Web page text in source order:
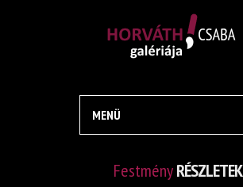
MENÜ
FestményRÉSZLETEK